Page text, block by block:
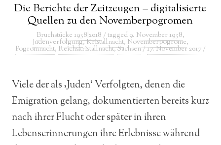
Die Berichte der Zeitzeugen – digitalisierte
Quellen zu den Novemberpogromen
Bruchstücke 1938|2018 / tagged 9. November 1938,
Judenverfolgung,Kristallnacht, Novemberpogrome,
Pogromnacht,Reichskristallnacht,Sachsen/17. November 2017/
Viele der als ‚Juden‘ Verfolgten, denen die
Emigration gelang, dokumentierten bereits kurz
nach ihrer Flucht oder später in ihren
Lebenserinnerungen ihre Erlebnisse während